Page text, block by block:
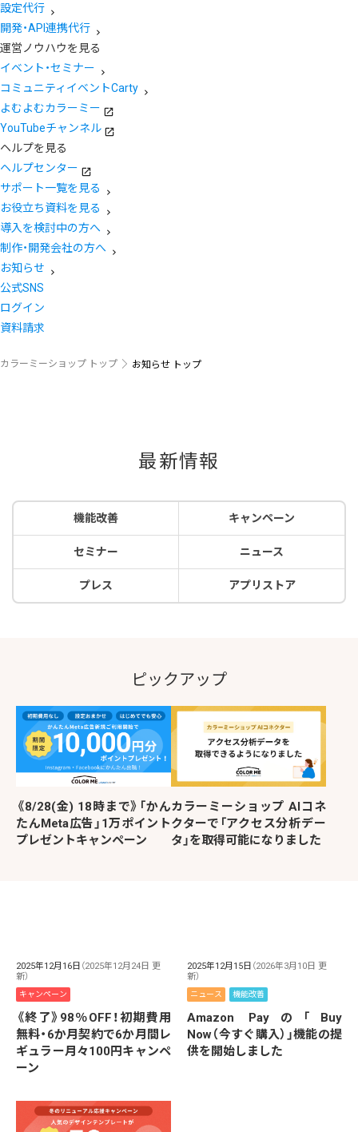
設定代行
開発・API連携代行
運営ノウハウを見る
イベント・セミナー
コミュニティイベントCarty
よむよむカラーミー
YouTubeチャンネル
ヘルプを見る
ヘルプセンター
サポート一覧を見る
お役立ち資料を見る
導入を検討中の方へ
制作・開発会社の方へ
お知らせ
公式SNS
ログイン
資料請求
カラーミーショップ トップ お知らせ トップ
最新情報
機能改善 キャンペーン
セミナー ニュース
プレス アプリストア
ピックアップ
《8/28(金) 18時まで》「かん
たんMeta広告」1万ポイント
プレゼントキャンペーン
カラーミーショップ AIコネ
クターで「アクセス分析デー
タ」を取得可能になりました
2025年12月16日 （2025年12月24日 更
新）
キャンペーン
《終了》98％OFF！初期費用
無料・6か月契約で6か月間レ
ギュラー月々100円キャンペ
ーン
2025年12月15日 （2026年3月10日 更
新）
ニュース 機能改善
Amazon Payの「Buy
Now（今すぐ購入）」機能の提
供を開始しました